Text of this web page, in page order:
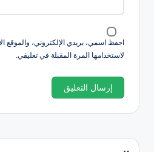
احفظ اسمي، بريدي الإلكتروني، والموقع
لاستخدامها المرة المقبلة في تعليقي.